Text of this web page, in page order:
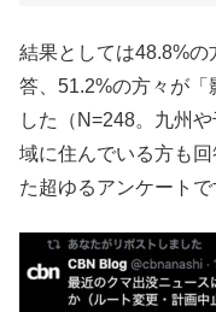
結果としては48.8%の
答、51.2%の方々が「
した（N=248。九州
域に住んでいる方も
た超ゆるアンケートで